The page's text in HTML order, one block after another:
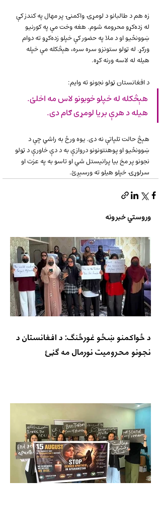
زه هم د طالبانو د لومړۍ واکمنۍ پر مهال په کندز کې
له زده‌کړو محرومه شوم. هغه وخت مې په کورنیو
ښوونځیو او د ملا په حضور کې خپلو زده‌کړو ته دوام
ورکړ. له ټولو ستونزو سره سره، هېڅکله مې خپله
هیله له لاسه ورنه کړه.
د افغانستان ټولو نجونو ته وایم:
هېڅکله له خپلو خوبونو لاس مه اخلئ.
هیله د هرې بریا لومړی ګام دی.
هېڅ حالت تلپاتې نه دی. یوه ورځ به راشي چې د
ښوونځیو او پوهنتونونو دروازې به د دې خاورې د ټولو
نجونو پر مخ بیا پرانیستل شي او تاسو به په عزت او
سرلوړۍ خپلو هیلو ته ورسېږئ.
وروستي خبرونه
د ځواکمنو ښځو غورځنګ: د افغانستان د
نجونو محرومیت نورمال مه ګڼئ